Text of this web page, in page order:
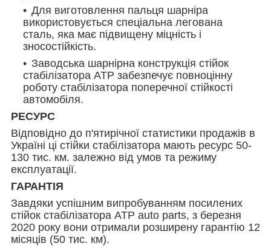
Для виготовлення пальця шарніра
використовується спеціальна легована
сталь, яка має підвищену міцність і
зносостійкість.
Заводська шарнірна конструкція стійок
стабілізатора ATP забезпечує повноцінну
роботу стабілізатора поперечної стійкості
автомобіля.
РЕСУРС
Відповідно до п'ятирічної статистики продажів в
Україні ці стійки стабілізатора мають ресурс 50-
130 тис. км. залежно від умов та режиму
експлуатації.
ГАРАНТІЯ
Завдяки успішним випробуванням посилених
стійок стабілізатора ATP auto parts, з березня
2020 року вони отримали розширену гарантію 12
місяців (50 тис. км).